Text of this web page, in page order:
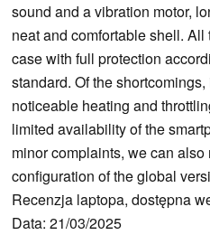
sound and a vibration motor,
neat and comfortable shell.
case with full protection
standard. Of the
noticeable heating and
limited availability of the
minor complaints, we can
configuration of the global
Recenzja laptopa, dostępna
Data: 21/03/2025